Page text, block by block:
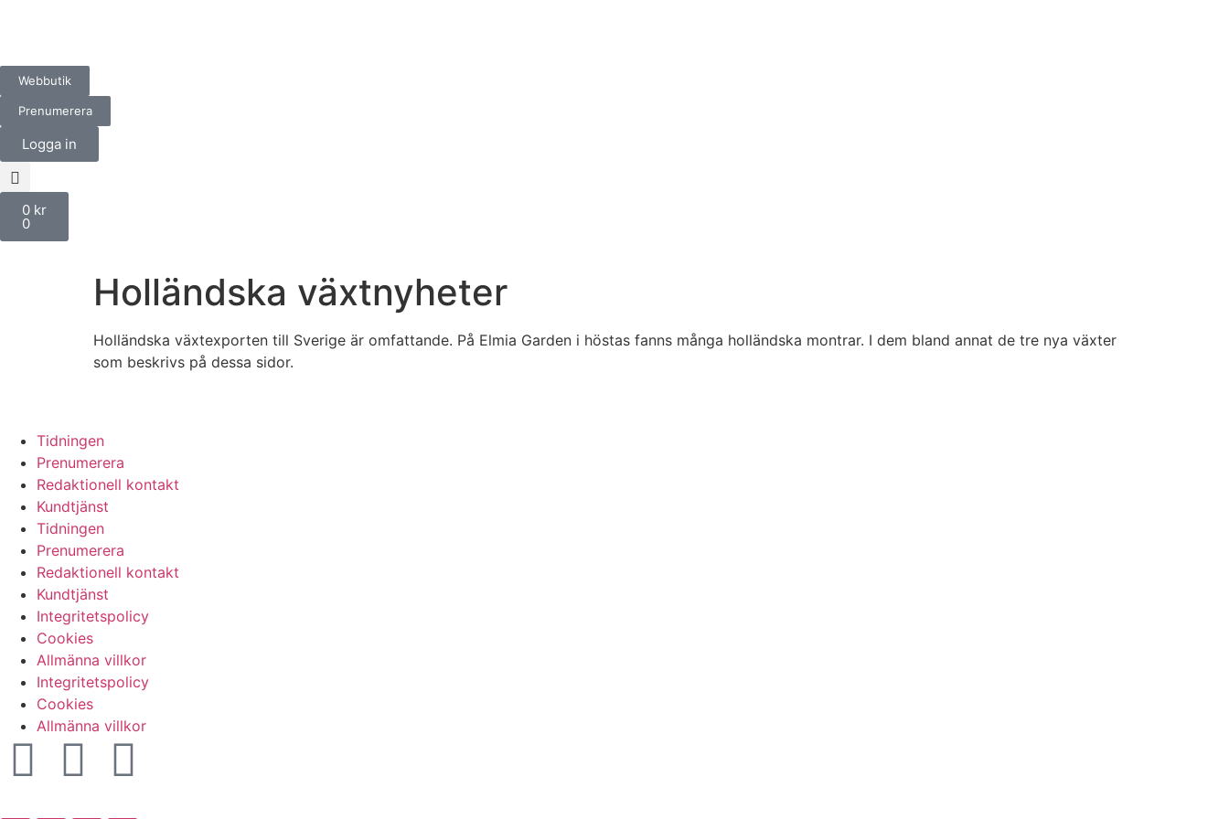
Webbutik
Prenumerera
Logga in
0 kr
0
Holländska växtnyheter
Holländska växtexporten till Sverige är omfattande. På Elmia Garden i höstas fanns många holländska montrar. I dem bland annat de tre nya växter
som beskrivs på dessa sidor.
Tidningen
Prenumerera
Redaktionell kontakt
Kundtjänst
Tidningen
Prenumerera
Redaktionell kontakt
Kundtjänst
Integritetspolicy
Cookies
Allmänna villkor
Integritetspolicy
Cookies
Allmänna villkor